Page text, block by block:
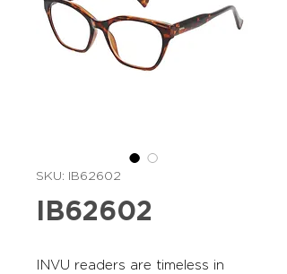
SKU: IB62602
IB62602
INVU readers are timeless in